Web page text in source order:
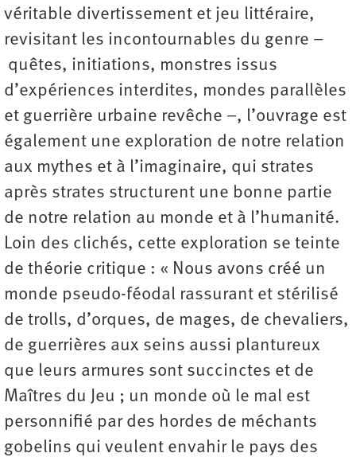
véritable divertissement et jeu littéraire,
revisitant les incontournables du genre –
quêtes, initiations, monstres issus
d’expériences interdites, mondes parallèles
et guerrière urbaine revêche –, l’ouvrage est
également une exploration de notre relation
aux mythes et à l’imaginaire, qui strates
après strates structurent une bonne partie
de notre relation au monde et à l’humanité.
Loin des clichés, cette exploration se teinte
de théorie critique : « Nous avons créé un
monde pseudo-féodal rassurant et stérilisé
de trolls, d’orques, de mages, de chevaliers,
de guerrières aux seins aussi plantureux
que leurs armures sont succinctes et de
Maîtres du Jeu ; un monde où le mal est
personnifié par des hordes de méchants
gobelins qui veulent envahir le pays des